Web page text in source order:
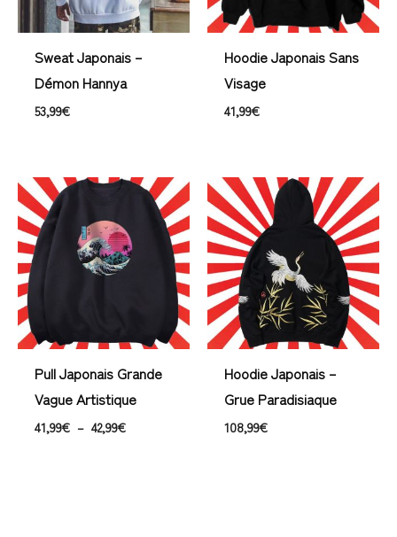
Sweat Japonais –
Démon Hannya
53,99€
Hoodie Japonais Sans
Visage
41,99€
Pull Japonais Grande
Vague Artistique
41,99€ – 42,99€
Plage
41,99€
à
42,99€
Hoodie Japonais –
Grue Paradisiaque
108,99€